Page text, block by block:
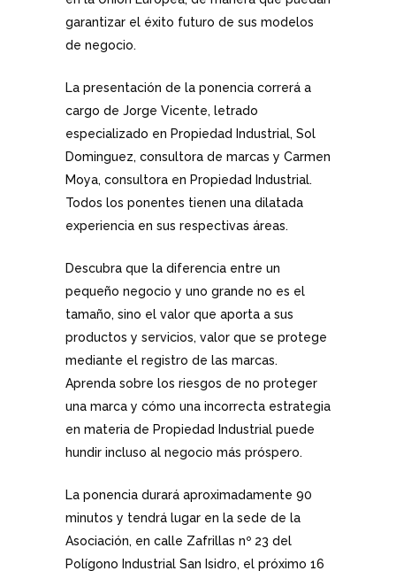
garantizar el éxito futuro de sus modelos
de negocio.
La presentación de la ponencia correrá a
cargo de Jorge Vicente, letrado
especializado en Propiedad Industrial, Sol
Dominguez, consultora de marcas y Carmen
Moya, consultora en Propiedad Industrial.
Todos los ponentes tienen una dilatada
experiencia en sus respectivas áreas.
Descubra que la diferencia entre un
pequeño negocio y uno grande no es el
tamaño, sino el valor que aporta a sus
productos y servicios, valor que se protege
mediante el registro de las marcas.
Aprenda sobre los riesgos de no proteger
una marca y cómo una incorrecta estrategia
en materia de Propiedad Industrial puede
hundir incluso al negocio más próspero.
La ponencia durará aproximadamente 90
minutos y tendrá lugar en la sede de la
Asociación, en calle Zafrillas nº 23 del
Polígono Industrial San Isidro, el próximo 16